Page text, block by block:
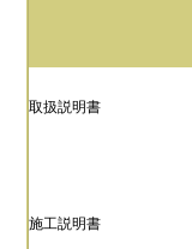
取扱説明書
施工説明書